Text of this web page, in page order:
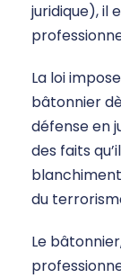
juridique), il
La loi
bâtonnier
défense en
des faits
du
Le